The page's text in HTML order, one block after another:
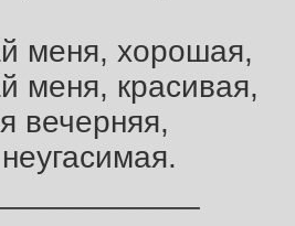
меня, хорошая,
меня, красивая,
вечерняя,